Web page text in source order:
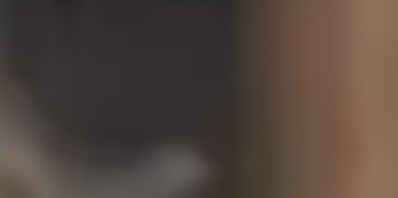
哈德斯菲尔德大学国际
我们提供部分学费奖学
组织资助的学生。您还